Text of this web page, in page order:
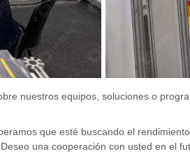
nuestros equipos, soluciones o
que esté buscando el
una cooperación con usted en el